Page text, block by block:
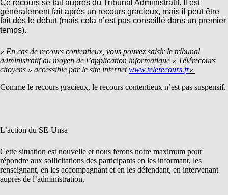
Ce recours se fait auprès du Tribunal Administratif. Il est
généralement fait après un recours gracieux, mais il peut être
fait dès le début (mais cela n’est pas conseillé dans un premier
temps).
« En cas de recours contentieux, vous pouvez saisir le tribunal
administratif au moyen de l’application informatique « Télérecours
citoyens » accessible par le site internetwww.telerecours.fr«
Comme le recours gracieux, le recours contentieux n’est pas suspensif.
L’action du SE-Unsa
Cette situation est nouvelle et nous ferons notre maximum pour
répondre aux sollicitations des participants en les informant, les
renseignant, en les accompagnant et en les défendant, en intervenant
auprès de l’administration.